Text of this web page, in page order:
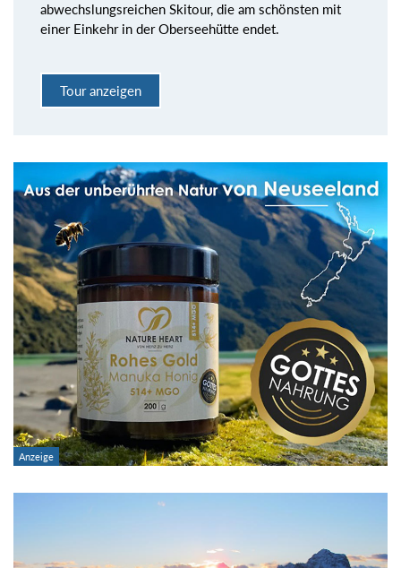
abwechslungsreichen Skitour, die am schönsten mit
einer Einkehr in der Oberseehütte endet.
Tour anzeigen